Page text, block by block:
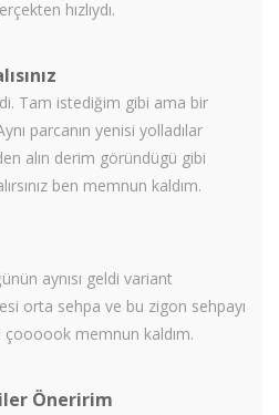
hızlıydı.
Tam istediğim gibi ama bir
parcanın yenisi yolladılar
alın derim göründügü gibi
ben memnun kaldım.
aynısı geldi variant
orta sehpa ve bu zigon sehpayı
çoooook memnun kaldım.
Öneririm